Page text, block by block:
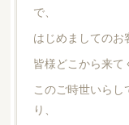
で、
はじめましてのお
皆様どこから来て
このご時世いら
り、